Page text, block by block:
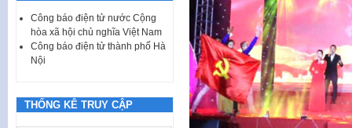
Công báo điện tử nước Cộng
hòa xã hội chủ nghĩa Việt Nam
Công báo điện tử thành phố Hà
Nội
THỐNG KÊ TRUY CẬP